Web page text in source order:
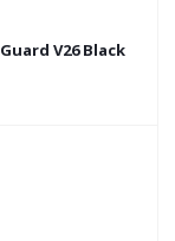
V26 Black